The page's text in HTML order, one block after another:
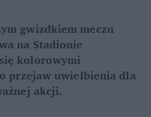
gwizdkiem meczu
na Stadionie
kolorowymi
przejaw uwielbienia dla
akcji.